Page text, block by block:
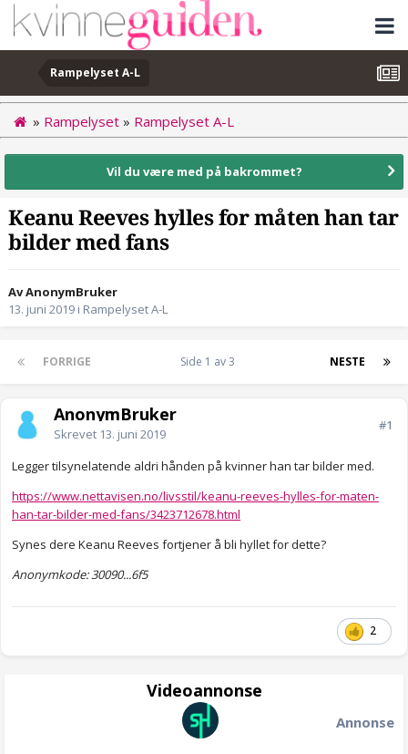
Rampelyset A-L
» Rampelyset » Rampelyset A-L
Vil du være med på bakrommet?
Keanu Reeves hylles for måten han tar
bilder med fans
Av AnonymBruker
13. juni 2019 i Rampelyset A-L
FORRIGE NESTE
Side 1 av 3
AnonymBruker
Skrevet 13. juni 2019
#1
Legger tilsynelatende aldri hånden på kvinner han tar bilder med.
https://www.nettavisen.no/livsstil/keanu-reeves-hylles-for-maten-
han-tar-bilder-med-fans/3423712678.html
Synes dere Keanu Reeves fortjener å bli hyllet for dette?
Anonymkode: 30090...6f5
2
Videoannonse
Annonse